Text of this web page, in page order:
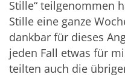
Stille“ teilgenommen
Stille eine ganze
dankbar für dieses
jeden Fall etwas für
teilten auch die